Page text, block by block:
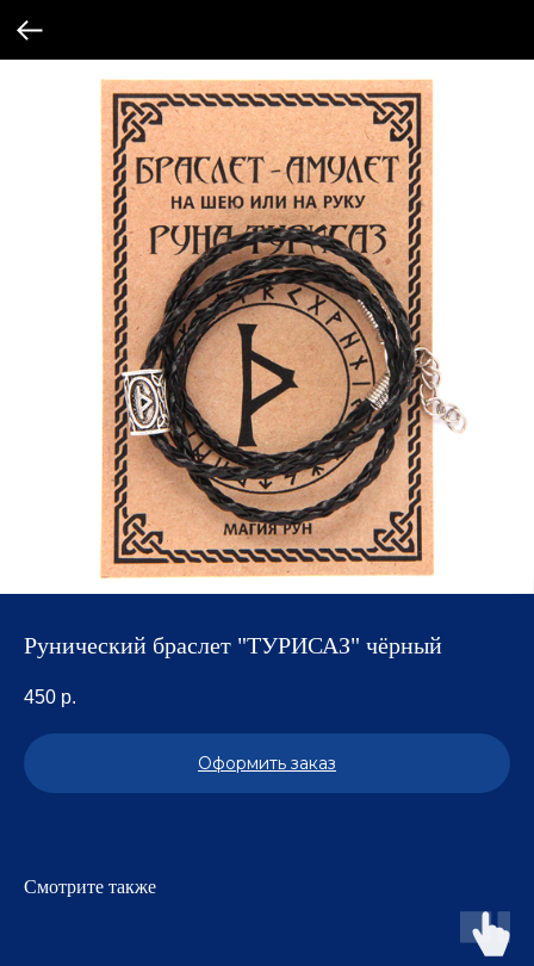
Рунический браслет "ТУРИСАЗ" чёрный
450 р.
Оформить заказ
Смотрите также